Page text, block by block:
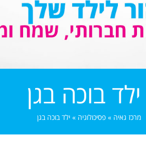
ילד בוכה בגן
מרכז גאיה » פסיכולוגיה » ילד בוכה בגן